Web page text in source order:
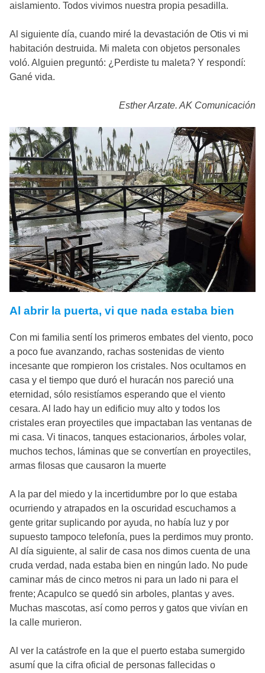
aislamiento. Todos vivimos nuestra propia pesadilla.
Al siguiente día, cuando miré la devastación de Otis vi mi
habitación destruida. Mi maleta con objetos personales
voló. Alguien preguntó: ¿Perdiste tu maleta? Y respondí:
Gané vida.
Esther Arzate. AK Comunicación
Al abrir la puerta, vi que nada estaba bien
Con mi familia sentí los primeros embates del viento, poco
a poco fue avanzando, rachas sostenidas de viento
incesante que rompieron los cristales. Nos ocultamos en
casa y el tiempo que duró el huracán nos pareció una
eternidad, sólo resistíamos esperando que el viento
cesara. Al lado hay un edificio muy alto y todos los
cristales eran proyectiles que impactaban las ventanas de
mi casa. Vi tinacos, tanques estacionarios, árboles volar,
muchos techos, láminas que se convertían en proyectiles,
armas filosas que causaron la muerte
A la par del miedo y la incertidumbre por lo que estaba
ocurriendo y atrapados en la oscuridad escuchamos a
gente gritar suplicando por ayuda, no había luz y por
supuesto tampoco telefonía, pues la perdimos muy pronto.
Al día siguiente, al salir de casa nos dimos cuenta de una
cruda verdad, nada estaba bien en ningún lado. No pude
caminar más de cinco metros ni para un lado ni para el
frente; Acapulco se quedó sin arboles, plantas y aves.
Muchas mascotas, así como perros y gatos que vivían en
la calle murieron.
Al ver la catástrofe en la que el puerto estaba sumergido
asumí que la cifra oficial de personas fallecidas o